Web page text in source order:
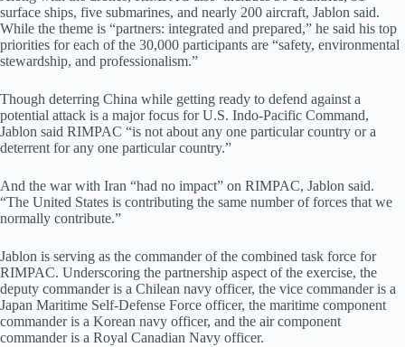
surface ships, five submarines, and nearly 200 aircraft, Jablon said.
While the theme is “partners: integrated and prepared,” he said his top
priorities for each of the 30,000 participants are “safety, environmental
stewardship, and professionalism.”
Though deterring China while getting ready to defend against a
potential attack is a major focus for U.S. Indo-Pacific Command,
Jablon said RIMPAC “is not about any one particular country or a
deterrent for any one particular country.”
And the war with Iran “had no impact” on RIMPAC, Jablon said.
“The United States is contributing the same number of forces that we
normally contribute.”
Jablon is serving as the commander of the combined task force for
RIMPAC. Underscoring the partnership aspect of the exercise, the
deputy commander is a Chilean navy officer, the vice commander is a
Japan Maritime Self-Defense Force officer, the maritime component
commander is a Korean navy officer, and the air component
commander is a Royal Canadian Navy officer.